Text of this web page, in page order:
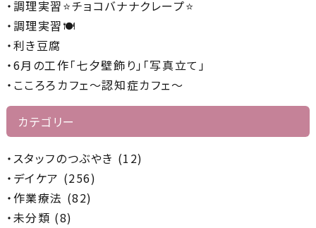
の
リ
ン
ク
調理実習⭐チョコバナナクレープ⭐
調理実習🍽️
利き豆腐
6月の工作「七夕壁飾り」「写真立て」
こころろカフェ～認知症カフェ～
カテゴリー
スタッフのつぶやき (12)
デイケア (256)
作業療法 (82)
未分類 (8)